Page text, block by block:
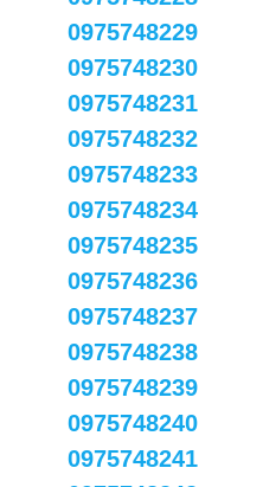
0975748229
0975748230
0975748231
0975748232
0975748233
0975748234
0975748235
0975748236
0975748237
0975748238
0975748239
0975748240
0975748241